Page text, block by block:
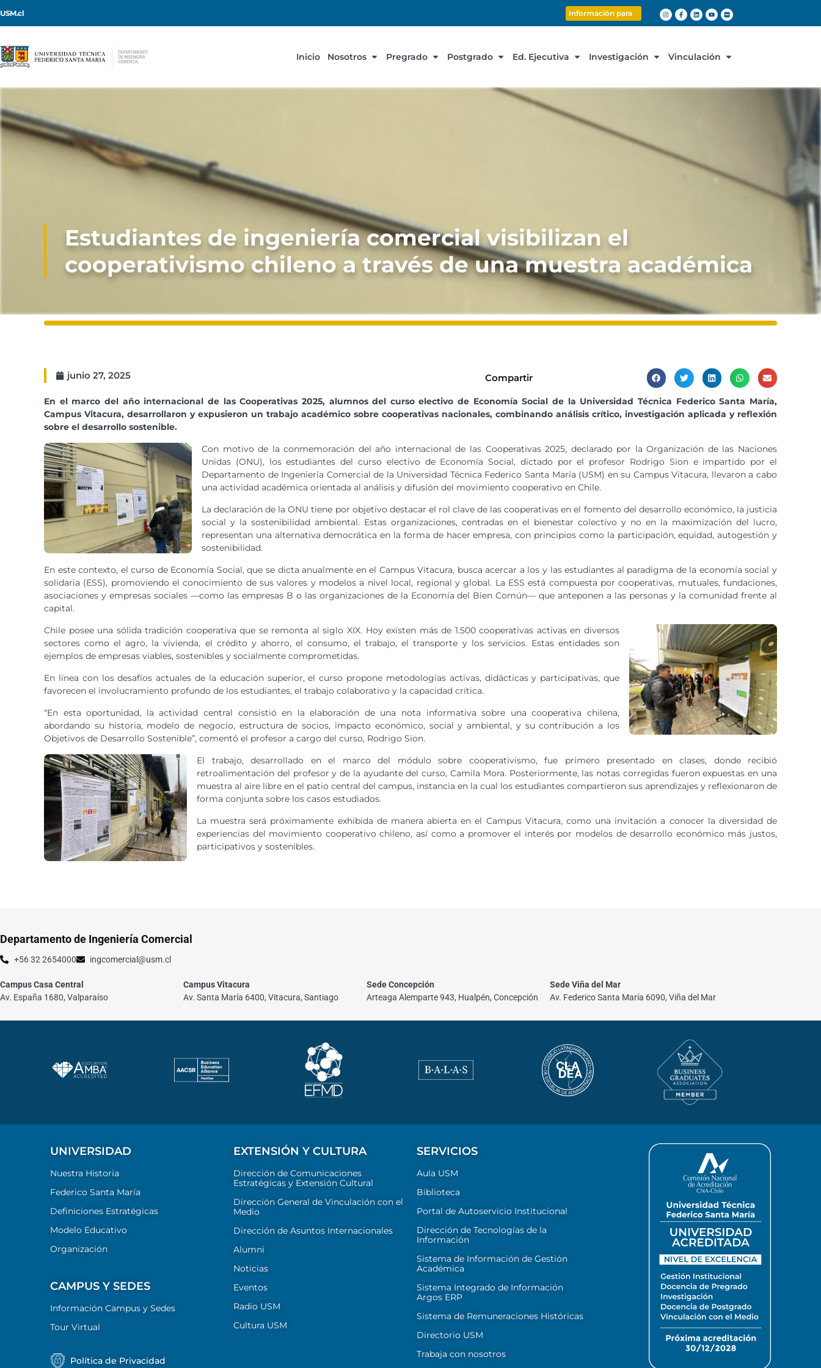
USM.cl Información para
Inicio Nosotros Pregrado Postgrado Ed. Ejecutiva Investigación Vinculación
Estudiantes de ingeniería comercial visibilizan el
cooperativismo chileno a través de una muestra académica
junio 27, 2025 Compartir
En el marco del año internacional de las Cooperativas 2025, alumnos del curso electivo de Economía Social de la Universidad Técnica Federico Santa María,
Campus Vitacura, desarrollaron y expusieron un trabajo académico sobre cooperativas nacionales, combinando análisis crítico, investigación aplicada y reflexión
sobre el desarrollo sostenible.
Con motivo de la conmemoración del año internacional de las Cooperativas 2025, declarado por la Organización de las Naciones
Unidas (ONU), los estudiantes del curso electivo de Economía Social, dictado por el profesor Rodrigo Sion e impartido por el
Departamento de Ingeniería Comercial de la Universidad Técnica Federico Santa María (USM) en su Campus Vitacura, llevaron a cabo
una actividad académica orientada al análisis y difusión del movimiento cooperativo en Chile.
La declaración de la ONU tiene por objetivo destacar el rol clave de las cooperativas en el fomento del desarrollo económico, la justicia
social y la sostenibilidad ambiental. Estas organizaciones, centradas en el bienestar colectivo y no en la maximización del lucro,
representan una alternativa democrática en la forma de hacer empresa, con principios como la participación, equidad, autogestión y
sostenibilidad.
En este contexto, el curso de Economía Social, que se dicta anualmente en el Campus Vitacura, busca acercar a los y las estudiantes al paradigma de la economía social y
solidaria (ESS), promoviendo el conocimiento de sus valores y modelos a nivel local, regional y global. La ESS está compuesta por cooperativas, mutuales, fundaciones,
asociaciones y empresas sociales —como las empresas B o las organizaciones de la Economía del Bien Común— que anteponen a las personas y la comunidad frente al
capital.
Chile posee una sólida tradición cooperativa que se remonta al siglo XIX. Hoy existen más de 1.500 cooperativas activas en diversos
sectores como el agro, la vivienda, el crédito y ahorro, el consumo, el trabajo, el transporte y los servicios. Estas entidades son
ejemplos de empresas viables, sostenibles y socialmente comprometidas.
En línea con los desafíos actuales de la educación superior, el curso propone metodologías activas, didácticas y participativas, que
favorecen el involucramiento profundo de los estudiantes, el trabajo colaborativo y la capacidad crítica.
“En esta oportunidad, la actividad central consistió en la elaboración de una nota informativa sobre una cooperativa chilena,
abordando su historia, modelo de negocio, estructura de socios, impacto económico, social y ambiental, y su contribución a los
Objetivos de Desarrollo Sostenible”, comentó el profesor a cargo del curso, Rodrigo Sion.
El trabajo, desarrollado en el marco del módulo sobre cooperativismo, fue primero presentado en clases, donde recibió
retroalimentación del profesor y de la ayudante del curso, Camila Mora. Posteriormente, las notas corregidas fueron expuestas en una
muestra al aire libre en el patio central del campus, instancia en la cual los estudiantes compartieron sus aprendizajes y reflexionaron de
forma conjunta sobre los casos estudiados.
La muestra será próximamente exhibida de manera abierta en el Campus Vitacura, como una invitación a conocer la diversidad de
experiencias del movimiento cooperativo chileno, así como a promover el interés por modelos de desarrollo económico más justos,
participativos y sostenibles.
Departamento de Ingeniería Comercial
+56 32 2654000 ingcomercial@usm.cl
Campus Casa Central
Av. España 1680, Valparaíso
Campus Vitacura
Av. Santa María 6400, Vitacura, Santiago
Sede Concepción
Arteaga Alemparte 943, Hualpén, Concepción
Sede Viña del Mar
Av. Federico Santa María 6090, Viña del Mar
UNIVERSIDAD
Nuestra Historia
Federico Santa María
Definiciones Estratégicas
Modelo Educativo
Organización
CAMPUS Y SEDES
Información Campus y Sedes
Tour Virtual
Política de Privacidad
EXTENSIÓN Y CULTURA
Dirección de Comunicaciones
Estratégicas y Extensión Cultural
Dirección General de Vinculación con el
Medio
Dirección de Asuntos Internacionales
Alumni
Noticias
Eventos
Radio USM
Cultura USM
SERVICIOS
Aula USM
Biblioteca
Portal de Autoservicio Institucional
Dirección de Tecnologías de la
Información
Sistema de Información de Gestión
Académica
Sistema Integrado de Información
Argos ERP
Sistema de Remuneraciones Históricas
Directorio USM
Trabaja con nosotros